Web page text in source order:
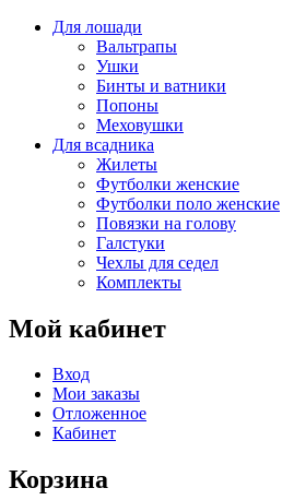
Для лошади
Вальтрапы
Ушки
Бинты и ватники
Попоны
Меховушки
Для всадника
Жилеты
Футболки женские
Футболки поло женские
Повязки на голову
Галстуки
Чехлы для седел
Комплекты
Мой кабинет
Вход
Мои заказы
Отложенное
Кабинет
Корзина